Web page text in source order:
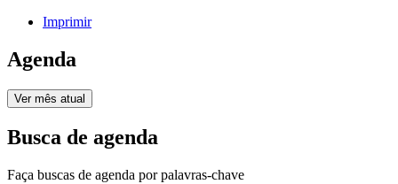
Imprimir
Agenda
Ver mês atual
Busca de agenda
Faça buscas de agenda por palavras-chave